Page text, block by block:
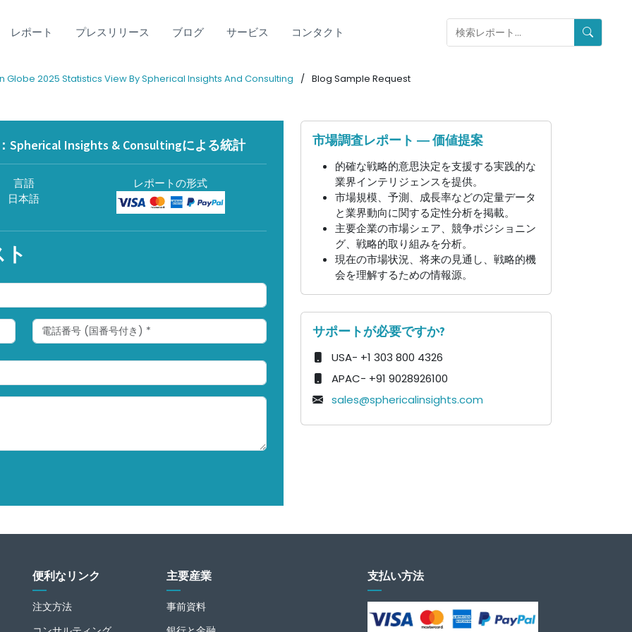
レポート プレスリリース ブログ サービス コンタクト
2025 Statistics View By Spherical Insights And Consulting Blog Sample Request
Spherical Insights & Consultingによる統計
言語
日本語
レポートの形式
市場調査レポート ― 価値提案
的確な戦略的意思決定を支援する実践的な
業界インテリジェンスを提供。
市場規模、予測、成長率などの定量データ
と業界動向に関する定性分析を掲載。
主要企業の市場シェア、競争ポジショニン
グ、戦略的取り組みを分析。
現在の市場状況、将来の見通し、戦略的機
会を理解するための情報源。
サポートが必要ですか?
USA- +1 303 800 4326
APAC- +91 9028926100
sales@sphericalinsights.com
便利なリンク
注文方法
主要産業
事前資料
支払い方法